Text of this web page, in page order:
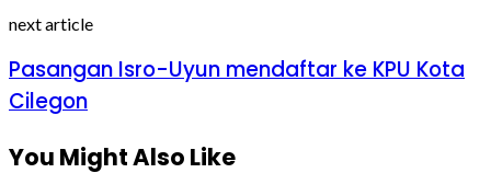
next article
Pasangan Isro-Uyun mendaftar ke KPU Kota
Cilegon
You Might Also Like